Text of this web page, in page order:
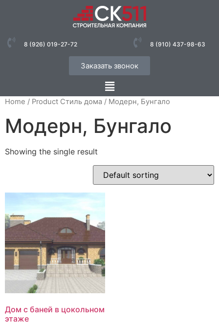
8 (926) 019-27-72 8 (910) 437-98-63
Заказать звонок
Home / Product Стиль дома / Модерн, Бунгало
Модерн, Бунгало
Showing the single result
Дом с баней в цокольном
этаже